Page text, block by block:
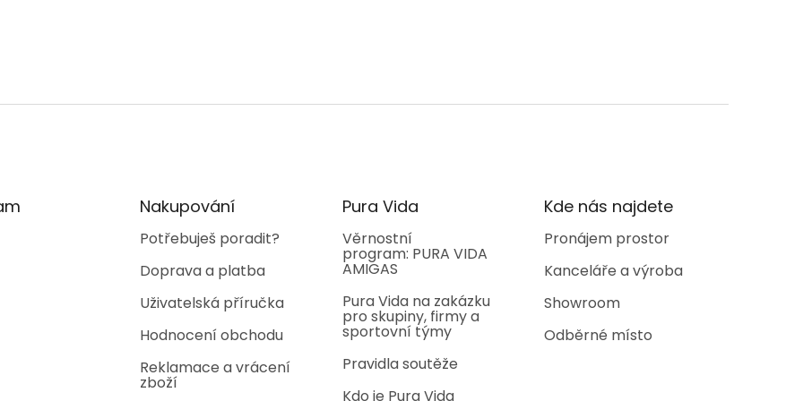
Nakupování
Potřebuješ poradit?
Doprava a platba
Uživatelská příručka
Hodnocení obchodu
Reklamace a vrácení
zboží
Pura Vida
Věrnostní
program: PURA VIDA
AMIGAS
Pura Vida na zakázku
pro skupiny, firmy a
sportovní týmy
Pravidla soutěže
Kdo je Pura Vida
Kde nás najdete
Pronájem prostor
Kanceláře a výroba
Showroom
Odběrné místo